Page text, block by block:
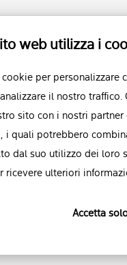
web utilizza i
per personalizzare
il nostro
sito con i nostri
i quali potrebbero
dal suo utilizzo dei loro
ricevere ulteriori
Accetta